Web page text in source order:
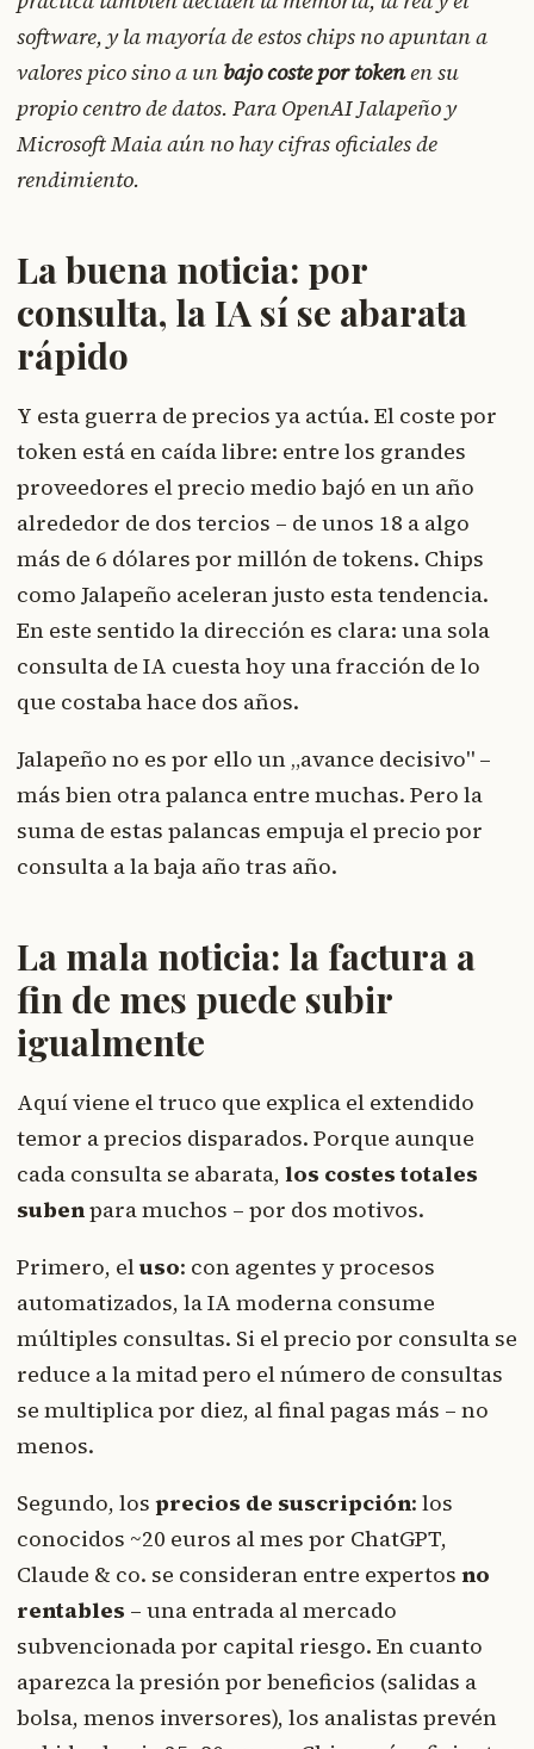
software, y la mayoría de estos chips no apuntan a
valores pico sino a un bajo coste por tokenen su
propio centro de datos. Para OpenAI Jalapeño y
Microsoft Maia aún no hay cifras oficiales de
rendimiento.
La buena noticia: por
consulta, la IA sí se abarata
rápido
Y esta guerra de precios ya actúa. El coste por
token está en caída libre: entre los grandes
proveedores el precio medio bajó en un año
alrededor de dos tercios – de unos 18 a algo
más de 6 dólares por millón de tokens. Chips
como Jalapeño aceleran justo esta tendencia.
En este sentido la dirección es clara: una sola
consulta de IA cuesta hoy una fracción de lo
que costaba hace dos años.
Jalapeño no es por ello un „avance decisivo" –
más bien otra palanca entre muchas. Pero la
suma de estas palancas empuja el precio por
consulta a la baja año tras año.
La mala noticia: la factura a
fin de mes puede subir
igualmente
Aquí viene el truco que explica el extendido
temor a precios disparados. Porque aunque
cada consulta se abarata, los costes totales
subenpara muchos – por dos motivos.
Primero, eluso: con agentes y procesos
automatizados, la IA moderna consume
múltiples consultas. Si el precio por consulta se
reduce a la mitad pero el número de consultas
se multiplica por diez, al final pagas más – no
menos.
Segundo, los precios de suscripción: los
conocidos ~20 euros al mes por ChatGPT,
Claude & co. se consideran entre expertos no
rentables – una entrada al mercado
subvencionada por capital riesgo. En cuanto
aparezca la presión por beneficios (salidas a
bolsa, menos inversores), los analistas prevén